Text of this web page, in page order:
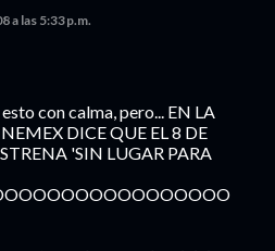
a las 5:33 p.m.
con calma, pero... EN LA
DICE QUE EL 8 DE
'SIN LUGAR PARA